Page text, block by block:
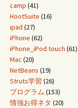
camp (41)
HootSuite (16)
ipad (27)
iPhone (62)
iPhone_iPod touch (61)
Mac (20)
NetBeans (19)
Struts学習 (26)
プログラム (153)
情強お得ネタ (20)